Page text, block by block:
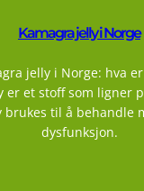
Kamagra jelly i Norge
jelly i Norge: hva
er et stoff som ligner
brukes til å behandle
dysfunksjon.